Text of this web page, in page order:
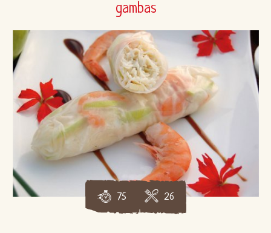
gambas
75 26